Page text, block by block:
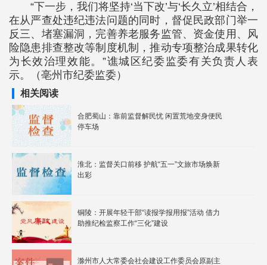
“下一步，我们将坚持‘当下改’与‘长久立’相结合，
在从严查处违纪违法问题的同时，督促民政部门举一
反三、堵塞漏洞，完善养老服务监管、资金使用、风
险隐患排查整改等制度机制，推动专项整治成果转化
为长效治理效能。”谯城区纪委监委有关负责人表
示。（亳州市纪委监委）
相关阅读
合肥蜀山：靠前监督解民忧 闲置荒地变身便民
停车场
淮北：监督关口前移 护航“五一”文旅市场焕新
出彩
铜陵：开展年轻干部“读报学报用报”活动 借力
助推纪检监察工作“三化”建设
滁州市人大常委会社会建设工作委员会原副主